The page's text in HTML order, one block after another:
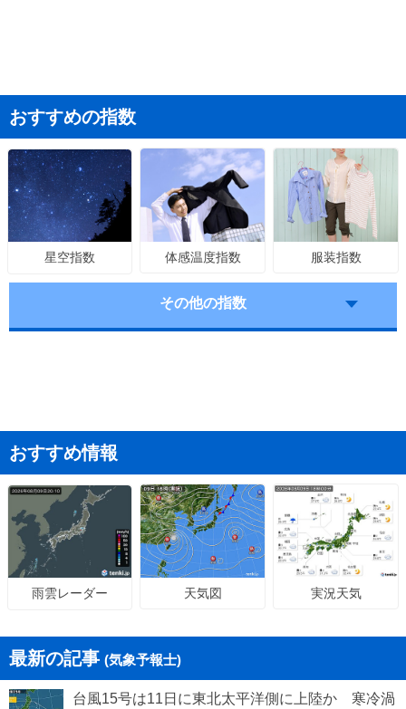
おすすめの指数
星空指数 体感温度指数 服装指数
その他の指数
おすすめ情報
雨雲レーダー 天気図 実況天気
最新の記事 (気象予報士)
台風15号は11日に東北太平洋側に上陸か 寒冷渦